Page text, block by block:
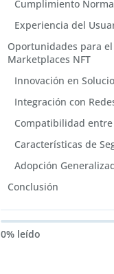
Cumplimiento
Experiencia del
Oportunidades para
Marketplaces NFT
Innovación en
Integración con
Compatibilidad entre
Características de
Adopción
Conclusión
0% leído